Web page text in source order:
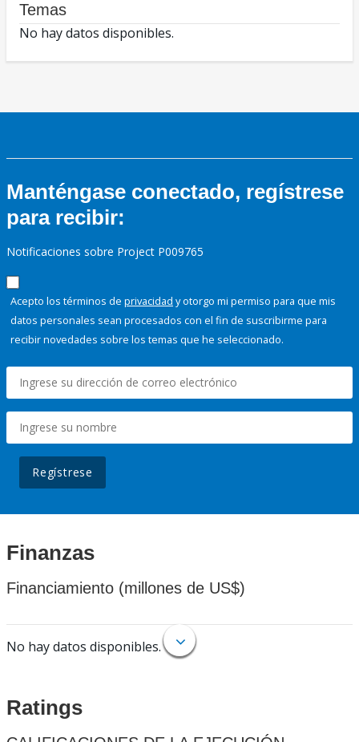
Temas
No hay datos disponibles.
Manténgase conectado, regístrese
para recibir:
Notificaciones sobre Project P009765
Acepto los términos de privacidad y otorgo mi permiso para que mis
datos personales sean procesados con el fin de suscribirme para
recibir novedades sobre los temas que he seleccionado.
Regístrese
Finanzas
Financiamiento (millones de US$)
No hay datos disponibles.
Ratings